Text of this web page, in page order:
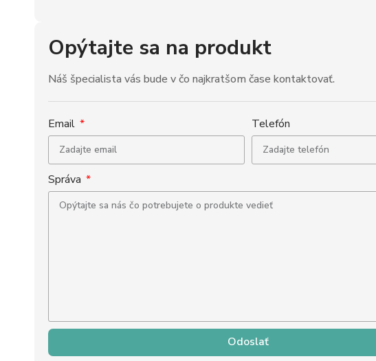
Opýtajte sa na produkt
Náš špecialista vás bude v čo najkratšom čase kontaktovať.
Email Telefón
Správa
Odoslať